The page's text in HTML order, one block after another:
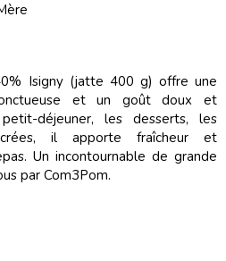
Isigny (jatte 400 g) offre une
et un goût doux et
déjeuner, les desserts, les
il apporte fraîcheur et
Un incontournable de grande
par Com3Pom.